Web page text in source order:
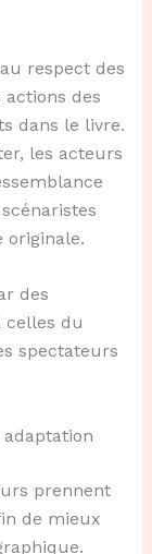
respect des
des
dans le livre.
les acteurs
originale.
des
celles du
spectateurs
prennent
de mieux